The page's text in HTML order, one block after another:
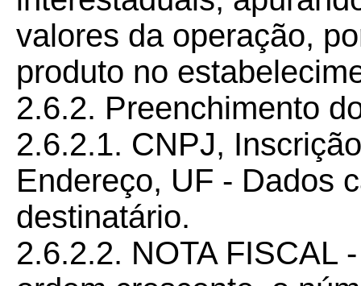
valores da operação,
produto no
2.6.2. Preenchimento
2.6.2.1. CNPJ,
Endereço, UF - Dados
destinatário.
2.6.2.2. NOTA FISCAL